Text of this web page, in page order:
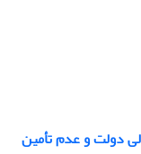
دولت و عدم تأمین